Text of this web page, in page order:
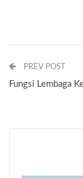
PREV POST
Fungsi Lembaga